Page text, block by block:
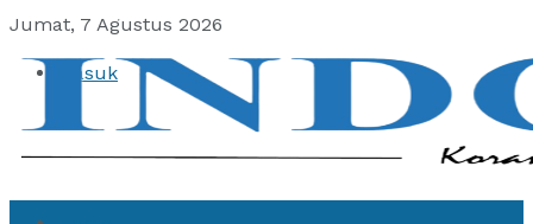
Jumat, 7 Agustus 2026
Masuk